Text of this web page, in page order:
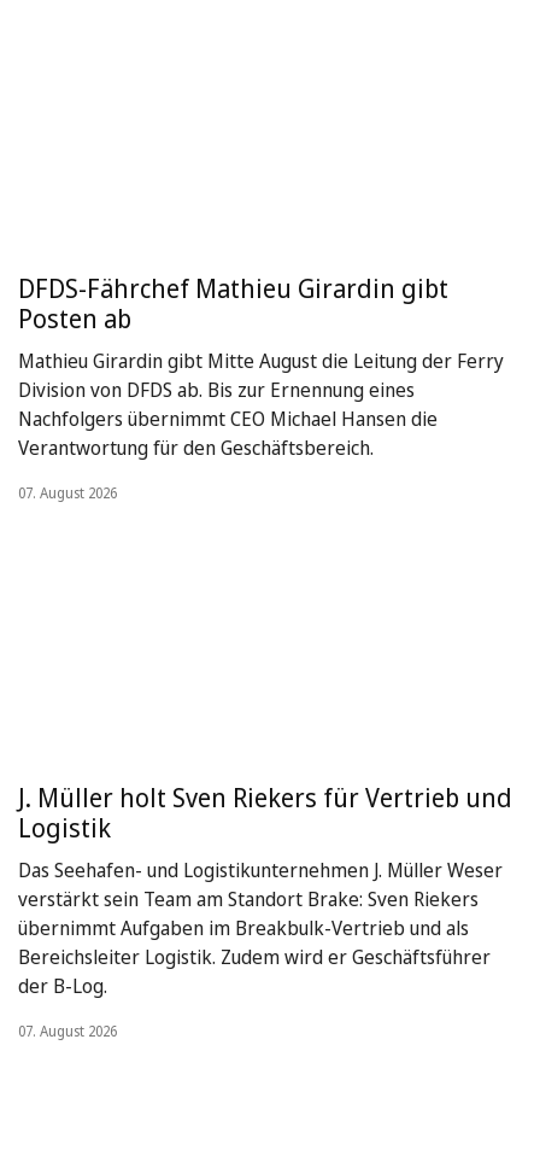
DFDS-Fährchef Mathieu Girardin gibt
Posten ab
Mathieu Girardin gibt Mitte August die Leitung der Ferry
Division von DFDS ab. Bis zur Ernennung eines
Nachfolgers übernimmt CEO Michael Hansen die
Verantwortung für den Geschäftsbereich.
07. August 2026
J. Müller holt Sven Riekers für Vertrieb und
Logistik
Das Seehafen- und Logistikunternehmen J. Müller Weser
verstärkt sein Team am Standort Brake: Sven Riekers
übernimmt Aufgaben im Breakbulk-Vertrieb und als
Bereichsleiter Logistik. Zudem wird er Geschäftsführer
der B-Log.
07. August 2026